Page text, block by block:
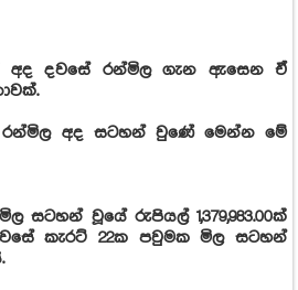
දවසේ රන්මිල ගැන ඇසෙන ඒ
අද සටහන් වුණේ මෙන්න මේ
වූයේ රුපියල් 1,379,983.00ක්
කැරට් 22ක පවුමක මිල සටහන්